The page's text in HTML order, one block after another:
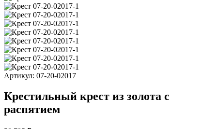
Артикул: 07-20-02017
Крестильный крест из золота с
распятием